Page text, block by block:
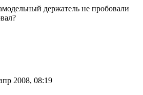
держатель не пробовали
2008, 08:19